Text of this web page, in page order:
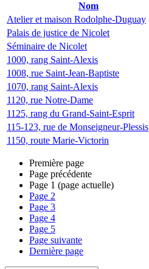
Nom
Atelier et maison Rodolphe-Duguay
Palais de justice de Nicolet
Séminaire de Nicolet
1000, rang Saint-Alexis
1008, rue Saint-Jean-Baptiste
1070, rang Saint-Alexis
1120, rue Notre-Dame
1125, rang du Grand-Saint-Esprit
115-123, rue de Monseigneur-Plessis
1150, route Marie-Victorin
Première page
Page précédente
Page 1 (page actuelle)
Page 2
Page 3
Page 4
Page 5
Page suivante
Dernière page